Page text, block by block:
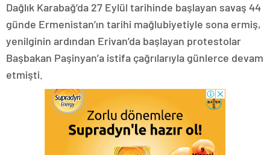
Dağlık Karabağ’da 27 Eylül tarihinde başlayan savaş 44
günde Ermenistan’ın tarihi mağlubiyetiyle sona ermiş,
yenilginin ardından Erivan’da başlayan protestolar
Başbakan Paşinyan’a istifa çağrılarıyla günlerce devam
etmişti.